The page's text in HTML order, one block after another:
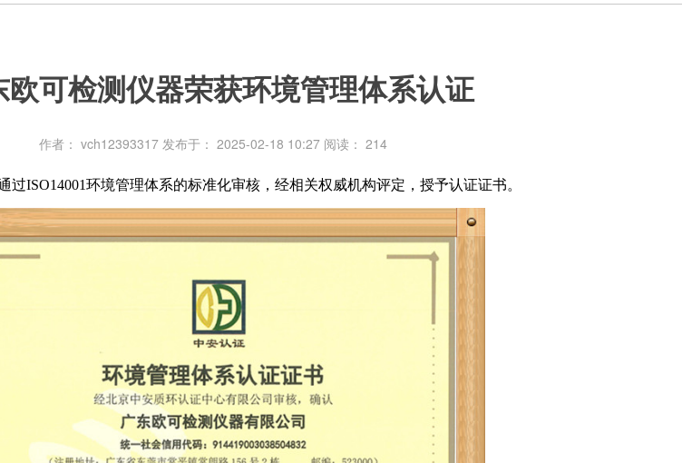
欧可检测仪器荣获环境管理体系认证
作者： vch12393317 发布于： 2025-02-18 10:27 阅读： 214
ISO14001环境管理体系的标准化审核，经相关权威机构评定，授予认证证书。